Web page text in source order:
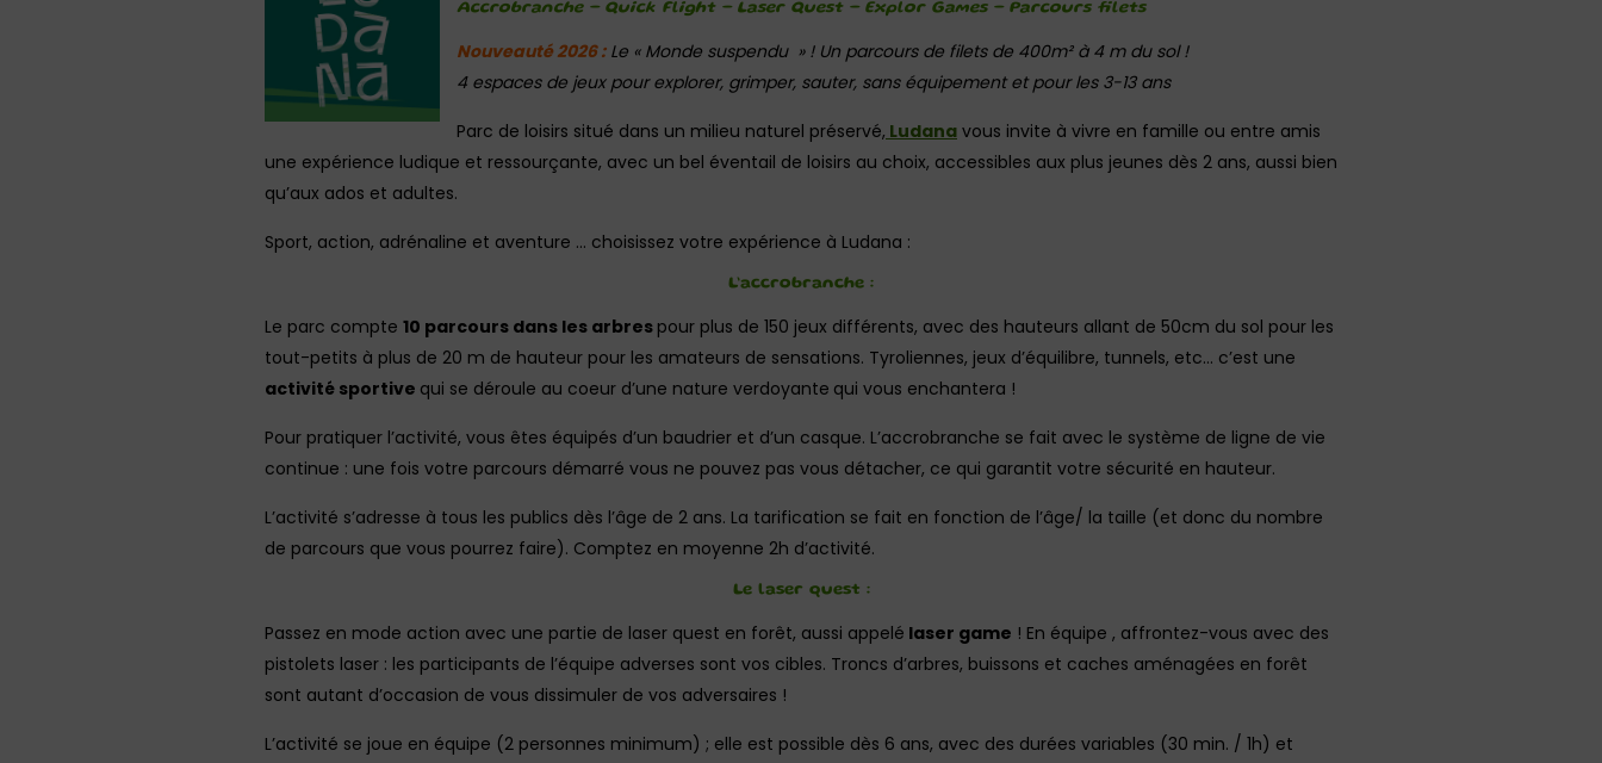
Accrobranche – Quick Flight – Laser Quest – Explor Games – Parcours filets
Nouveauté 2026 : Le « Monde suspendu » ! Un parcours de filets de 400m² à 4 m du sol !
4 espaces de jeux pour explorer, grimper, sauter, sans équipement et pour les 3-13 ans
Parc de loisirs situé dans un milieu naturel préservé, Ludana vous invite à vivre en famille ou entre amis
une expérience ludique et ressourçante, avec un bel éventail de loisirs au choix, accessibles aux plus jeunes dès 2 ans, aussi bien
qu’aux ados et adultes.
Sport, action, adrénaline et aventure … choisissez votre expérience à Ludana :
L’accrobranche :
Le parc compte 10 parcours dans les arbres pour plus de 150 jeux différents, avec des hauteurs allant de 50cm du sol pour les
tout-petits à plus de 20 m de hauteur pour les amateurs de sensations. Tyroliennes, jeux d’équilibre, tunnels, etc… c’est une
activité sportive qui se déroule au coeur d’une nature verdoyante qui vous enchantera !
Pour pratiquer l’activité, vous êtes équipés d’un baudrier et d’un casque. L’accrobranche se fait avec le système de ligne de vie
continue : une fois votre parcours démarré vous ne pouvez pas vous détacher, ce qui garantit votre sécurité en hauteur.
L’activité s’adresse à tous les publics dès l’âge de 2 ans. La tarification se fait en fonction de l’âge/ la taille (et donc du nombre
de parcours que vous pourrez faire). Comptez en moyenne 2h d’activité.
Le laser quest :
Passez en mode action avec une partie de laser quest en forêt, aussi appelé laser game ! En équipe , affrontez-vous avec des
pistolets laser : les participants de l’équipe adverses sont vos cibles. Troncs d’arbres, buissons et caches aménagées en forêt
sont autant d’occasion de vous dissimuler de vos adversaires !
L’activité se joue en équipe (2 personnes minimum) ; elle est possible dès 6 ans, avec des durées variables (30 min. / 1h) et